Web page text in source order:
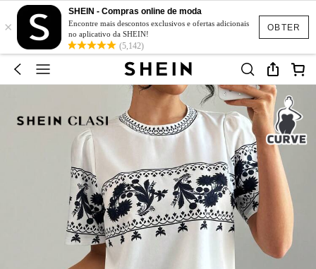
OBTER
×
SHEIN - Compras online de moda
Encontre mais descontos exclusivos e ofertas adicionais
no aplicativo da SHEIN!
(5,142)